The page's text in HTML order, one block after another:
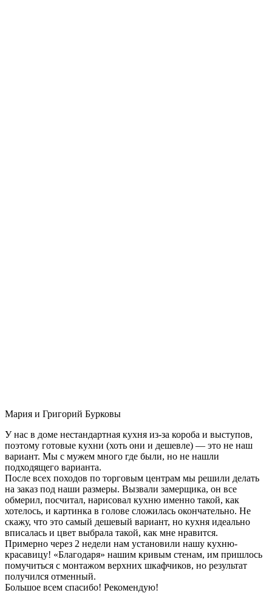
Мария и Григорий Бурковы
У нас в доме нестандартная кухня из-за короба и выступов,
поэтому готовые кухни (хоть они и дешевле) — это не наш
вариант. Мы с мужем много где были, но не нашли
подходящего варианта.
После всех походов по торговым центрам мы решили делать
на заказ под наши размеры. Вызвали замерщика, он все
обмерил, посчитал, нарисовал кухню именно такой, как
хотелось, и картинка в голове сложилась окончательно. Не
скажу, что это самый дешевый вариант, но кухня идеально
вписалась и цвет выбрала такой, как мне нравится.
Примерно через 2 недели нам установили нашу кухню-
красавицу! «Благодаря» нашим кривым стенам, им пришлось
помучиться с монтажом верхних шкафчиков, но результат
получился отменный.
Большое всем спасибо! Рекомендую!